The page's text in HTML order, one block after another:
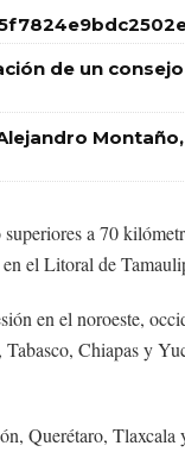
de un
a 70
el Litoral de
en el noroeste,
Chiapas y
Querétaro,